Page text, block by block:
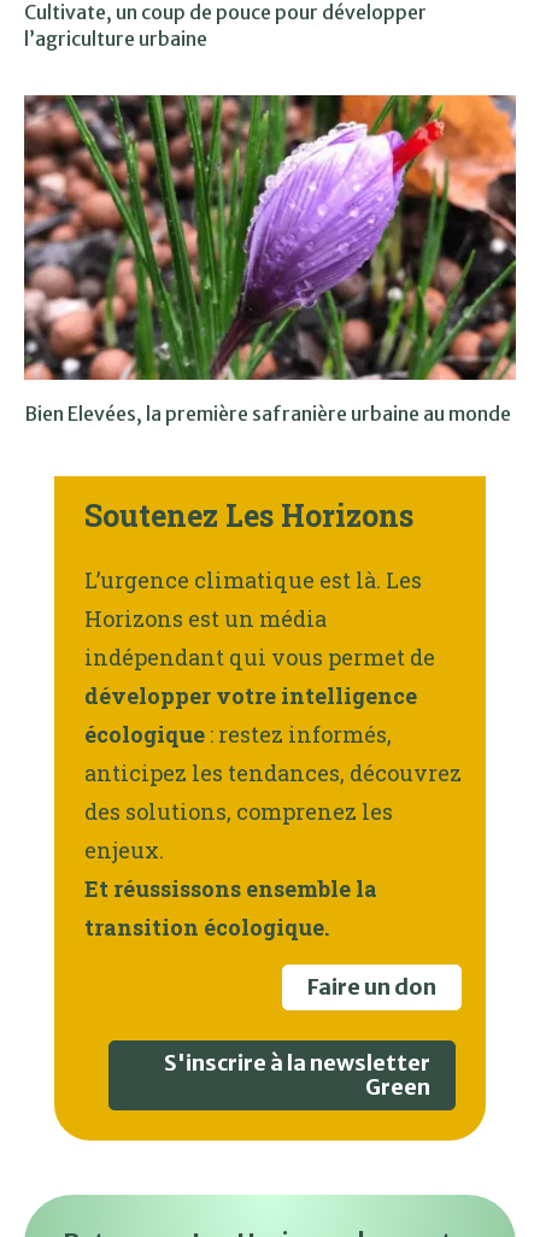
Cultivate, un coup de pouce pour développer
l’agriculture urbaine
Bien Elevées, la première safranière urbaine au monde
Soutenez Les Horizons
L’urgence climatique est là. Les
Horizons est un média
indépendant qui vous permet de
développer votre intelligence
écologique : restez informés,
anticipez les tendances, découvrez
des solutions, comprenez les
enjeux.
Et réussissons ensemble la
transition écologique.
Faire un don
S'inscrire à la newsletter
Green